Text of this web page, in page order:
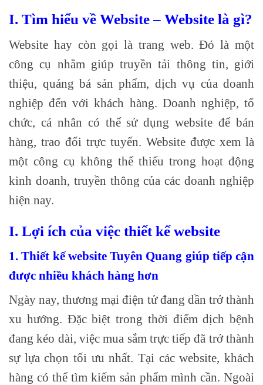
I. Tìm hiểu về Website – Website là gì?
Website hay còn gọi là trang web. Đó là một
công cụ nhằm giúp truyền tải thông tin, giới
thiệu, quảng bá sản phẩm, dịch vụ của doanh
nghiệp đến với khách hàng. Doanh nghiệp, tổ
chức, cá nhân có thể sử dụng website để bán
hàng, trao đổi trực tuyến. Website được xem là
một công cụ không thể thiếu trong hoạt động
kinh doanh, truyền thông của các doanh nghiệp
hiện nay.
I. Lợi ích của việc thiết kế website
1. Thiết kế website Tuyên Quang giúp tiếp cận
được nhiều khách hàng hơn
Ngày nay, thương mại điện tử đang dần trở thành
xu hướng. Đặc biệt trong thời điểm dịch bệnh
đang kéo dài, việc mua sắm trực tiếp đã trở thành
sự lựa chọn tối ưu nhất. Tại các website, khách
hàng có thể tìm kiếm sản phẩm mình cần. Ngoài